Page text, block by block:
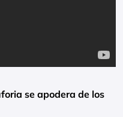
se apodera de los